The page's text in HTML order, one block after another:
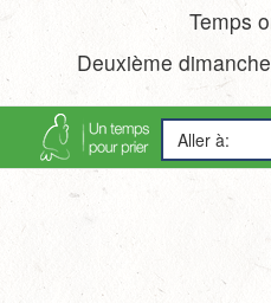
Temps
Deuxième
Aller à: